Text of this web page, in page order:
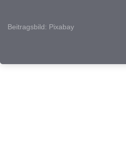
Beitragsbild: Pixabay